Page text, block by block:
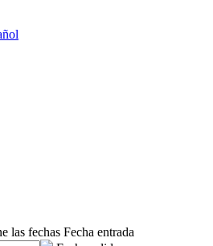
las fechas Fecha entrada